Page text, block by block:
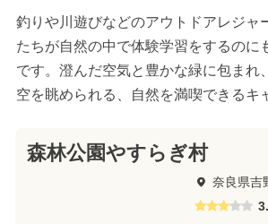
釣りや川遊びなどのアウトドアレジャ
たちが自然の中で体験学習をするのに
です。澄んだ空気と豊かな緑に包まれ
空を眺められる、自然を満喫できるキ
森林公園やすらぎ村
奈良県吉